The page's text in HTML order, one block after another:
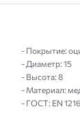
- Покрытие:
- Диаметр: 15
- Высота: 8
- Материал:
- ГОСТ: EN